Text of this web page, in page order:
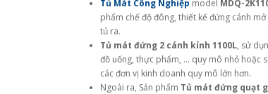
Tủ Mát Công Nghiệp model MDQ-
phẩm chế độ đông, thiết kế đứng cánh
tủ ra.
Tủ mát đứng 2 cánh kính 1100L, sử
đồ uống, thực phẩm, … quy mô nhỏ hoặc
các đơn vị kinh doanh quy mô lớn hơn.
Ngoài ra, Sản phẩm Tủ mát đứng quạt